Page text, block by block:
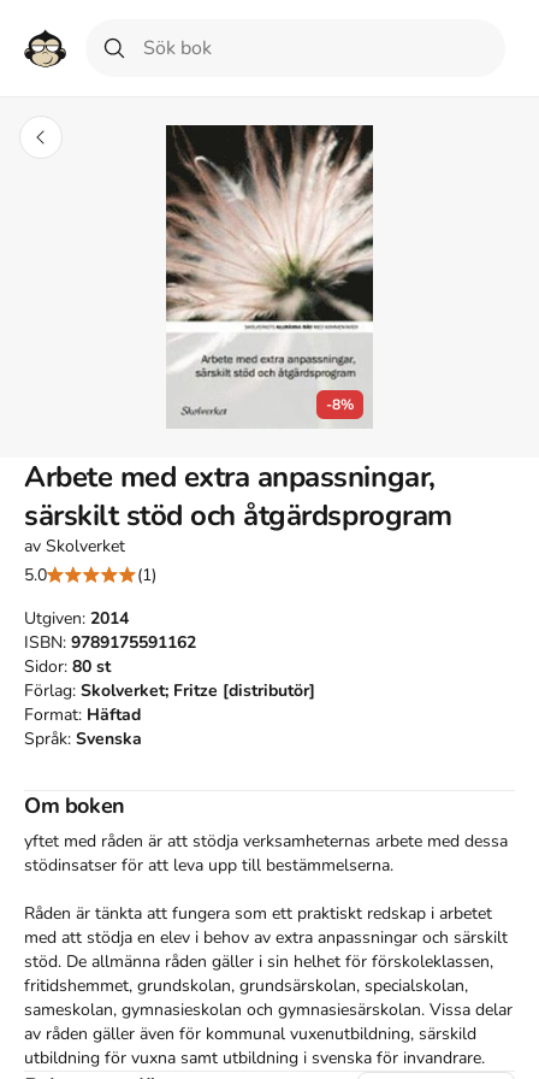
-8%
Arbete med extra anpassningar,
särskilt stöd och åtgärdsprogram
av Skolverket
5.0
(1)
Utgiven: 2014
ISBN: 9789175591162
Sidor: 80 st
Förlag: Skolverket; Fritze [distributör]
Format: Häftad
Språk: Svenska
Om boken
yftet med råden är att stödja verksamheternas arbete med dessa
stödinsatser för att leva upp till bestämmelserna.
Råden är tänkta att fungera som ett praktiskt redskap i arbetet
med att stödja en elev i behov av extra anpassningar och särskilt
stöd. De allmänna råden gäller i sin helhet för förskoleklassen,
fritidshemmet, grundskolan, grundsärskolan, specialskolan,
sameskolan, gymnasieskolan och gymnasiesärskolan. Vissa delar
av råden gäller även för kommunal vuxenutbildning, särskild
utbildning för vuxna samt utbildning i svenska för invandrare.